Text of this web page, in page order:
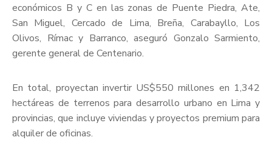
económicos B y C en las zonas de Puente Piedra, Ate,
San Miguel, Cercado de Lima, Breña, Carabayllo, Los
Olivos, Rímac y Barranco, aseguró Gonzalo Sarmiento,
gerente general de Centenario.
En total, proyectan invertir US$550 millones en 1,342
hectáreas de terrenos para desarrollo urbano en Lima y
provincias, que incluye viviendas y proyectos premium para
alquiler de oficinas.